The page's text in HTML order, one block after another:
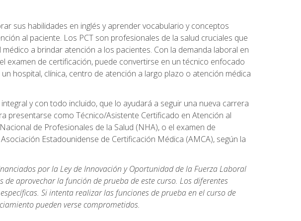
sus habilidades en inglés y aprender vocabulario y conceptos
al paciente. Los PCT son profesionales de la salud cruciales que
a brindar atención a los pacientes. Con la demanda laboral en
examen de certificación, puede convertirse en un técnico enfocado
hospital, clínica, centro de atención a largo plazo o atención médica
y con todo incluido, que lo ayudará a seguir una nueva carrera
presentarse como Técnico/Asistente Certificado en Atención al
de Profesionales de la Salud (NHA), o el examen de
Estadounidense de Certificación Médica (AMCA), según la
por la Ley de Innovación y Oportunidad de la Fuerza Laboral
aprovechar la función de prueba de este curso. Los diferentes
Si intenta realizar las funciones de prueba en el curso de
pueden verse comprometidos.